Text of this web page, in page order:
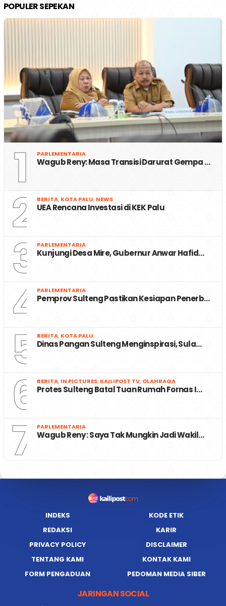
POPULER SEPEKAN
1 PARLEMENTARIA
Wagub Reny: Masa Transisi Darurat Gempa …
2 BERITA, KOTA PALU, NEWS
UEA Rencana Investasi di KEK Palu
3 PARLEMENTARIA
Kunjungi Desa Mire, Gubernur Anwar Hafid…
4 PARLEMENTARIA
Pemprov Sulteng Pastikan Kesiapan Penerb…
5 BERITA, KOTA PALU
Dinas Pangan Sulteng Menginspirasi, Sula…
6 BERITA, IN PICTURES, KAILIPOST TV, OLAHRAGA
Protes Sulteng Batal Tuan Rumah Fornas I…
7 PARLEMENTARIA
Wagub Reny : Saya Tak Mungkin Jadi Wakil…
INDEKS
KODE ETIK
REDAKSI
KARIR
PRIVACY POLICY
DISCLAIMER
TENTANG KAMI
KONTAK KAMI
FORM PENGADUAN
PEDOMAN MEDIA SIBER
JARINGAN SOCIAL